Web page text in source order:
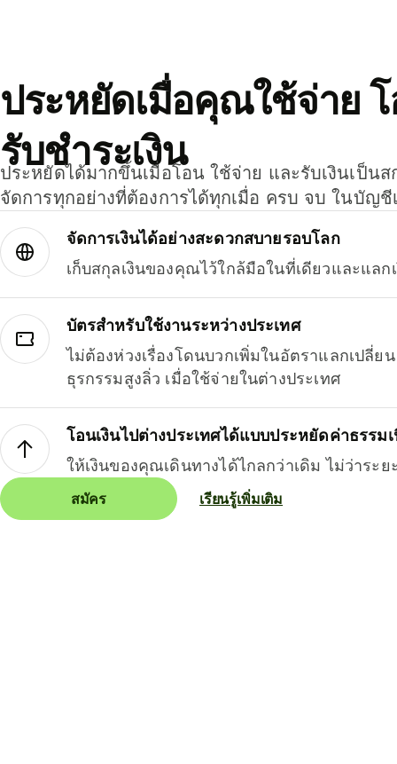
ประหยัดเมื่อคุณใช้จ่าย โ
รับชำระเงิน
ประหยัดได้มากขึ้นเมื่อโอน ใช้จ่าย และรับเงินเป็น
จัดการทุกอย่างที่ต้องการได้ทุกเมื่อ ครบ จบ ในบัญชี
จัดการเงินได้อย่างสะดวกสบายรอบโลก
เก็บสกุลเงินของคุณไว้ใกล้มือในที่เดียวและแลก
บัตรสำหรับใช้งานระหว่างประเทศ
ไม่ต้องห่วงเรื่องโดนบวกเพิ่มในอัตราแลกเปลี่ย
ธุรกรรมสูงลิ่ว เมื่อใช้จ่ายในต่างประเทศ
โอนเงินไปต่างประเทศได้แบบประหยัดค่าธรรม
ให้เงินของคุณเดินทางได้ไกลกว่าเดิม ไม่ว่าระย
สมัคร เรียนรู้เพิ่มเติม